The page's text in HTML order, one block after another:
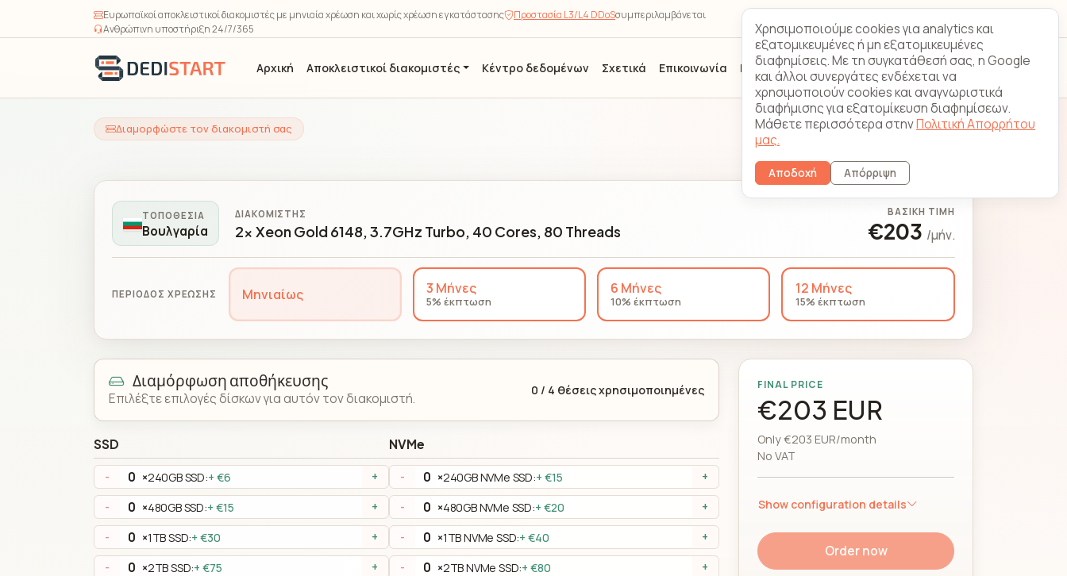
Ευρωπαϊκοί αποκλειστικοί διακομιστές με μηνιαία χρέωση και χωρίς χρέωση εγκατάστασης Προστασία L3/L4 DDoSσυμπεριλαμβάνεται
Ανθρώπινη υποστήριξη 24/7/365
Glass
Επικοινωνία
Αρχική Αποκλειστικοί διακομιστές Κέντρο δεδομένων Σχετικά Επικοινωνία FAQ Εγγραφή Σύνδεση πελάτη
Διαμορφώστε τον διακομιστή σας Αλλαγή διακομιστή
ΤΟΠΟΘΕΣΊΑ
Βουλγαρία
ΔΙΑΚΟΜΙΣΤΉΣ
2x Xeon Gold 6148, 3.7GHz Turbo, 40 Cores, 80 Threads
ΒΑΣΙΚΉ ΤΙΜΉ
€203 /μήν.
ΠΕΡΊΟΔΟΣ ΧΡΈΩΣΗΣ Μηνιαίως 3 Μήνες
5% έκπτωση
6 Μήνες
10% έκπτωση
12 Μήνες
15% έκπτωση
Διαμόρφωση αποθήκευσης
Επιλέξτε επιλογές δίσκων για αυτόν τον διακομιστή.
0 / 4 θέσεις χρησιμοποιημένες
SSD
- ×240GB SSD:+ €6 +
- ×480GB SSD:+ €15 +
- ×1TB SSD:+ €30 +
- ×2TB SSD:+ €75 +
NVMe
- ×240GB NVMe SSD:+ €15 +
- ×480GB NVMe SSD:+ €20 +
- ×1TB NVMe SSD:+ €40 +
- ×2TB NVMe SSD:+ €80 +
FINAL PRICE
€203 EUR
Only €203 EUR/month
No VAT
Show configuration details
Order now
Χρησιμοποιούμε cookies για analytics και
εξατομικευμένες ή μη εξατομικευμένες
διαφημίσεις. Με τη συγκατάθεσή σας, η Google
και άλλοι συνεργάτες ενδέχεται να
χρησιμοποιούν cookies και αναγνωριστικά
διαφήμισης για εξατομίκευση διαφημίσεων.
Μάθετε περισσότερα στηνΠολιτική Απορρήτου
μας.
Αποδοχή Απόρριψη